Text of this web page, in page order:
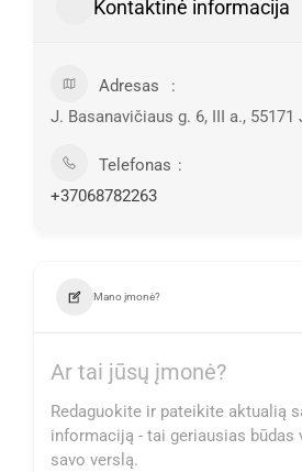
Kontaktinė informacija
Adresas
J. Basanavičiaus g. 6, III a., 55171
Telefonas
+37068782263
Mano įmonė?
Ar tai jūsų įmonė?
Redaguokite ir pateikite aktualią
informaciją - tai geriausias būdas
savo verslą.